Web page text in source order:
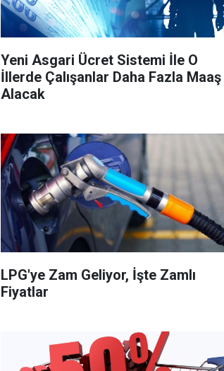
Yeni Asgari Ücret Sistemi İle O
İllerde Çalışanlar Daha Fazla Maaş
Alacak
LPG'ye Zam Geliyor, İşte Zamlı
Fiyatlar